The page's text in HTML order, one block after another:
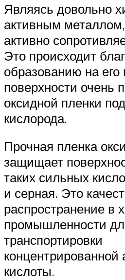
Являясь довольно
активным
активно
Это происходит
образованию на
поверхности очень
оксидной пленки
кислорода.
Прочная пленка
защищает
таких сильных
и серная. Это
распространение в
промышленности
транспортировки
концентрированной
кислоты.